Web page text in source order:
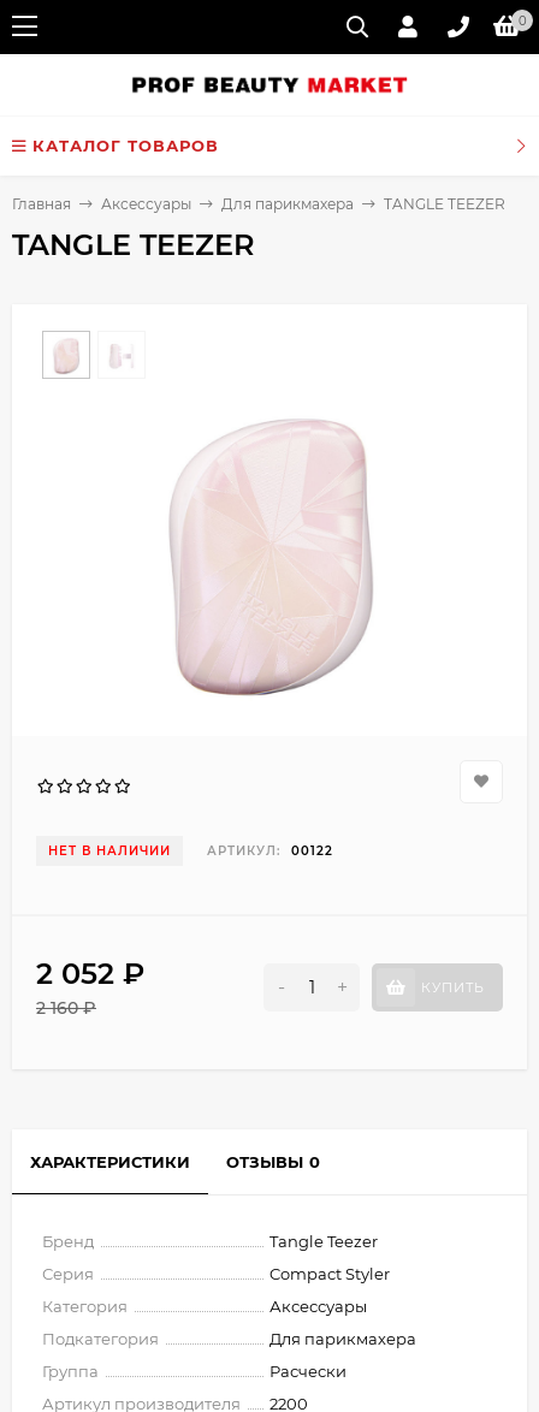
0
КАТАЛОГ ТОВАРОВ
Главная Аксессуары Для парикмахера TANGLE TEEZER
TANGLE TEEZER
НЕТ В НАЛИЧИИ АРТИКУЛ: 00122
2 052 ₽
2 160 ₽
- + КУПИТЬ
ХАРАКТЕРИСТИКИ ОТЗЫВЫ 0
Бренд
Tangle Teezer
Серия
Compact Styler
Категория
Аксессуары
Подкатегория
Для парикмахера
Группа
Расчески
Артикул производителя
2200